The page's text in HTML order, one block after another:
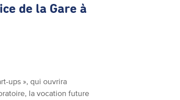
de la Gare à
ups », qui ouvrira
la vocation future